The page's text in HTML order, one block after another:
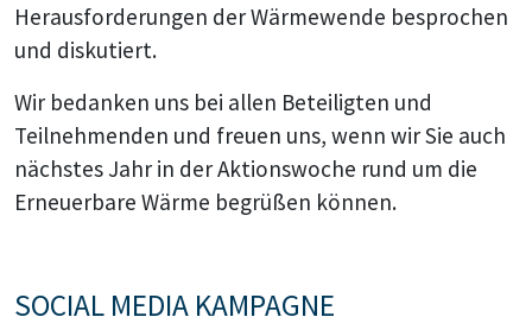
Herausforderungen der Wärmewende besprochen
und diskutiert.
Wir bedanken uns bei allen Beteiligten und
Teilnehmenden und freuen uns, wenn wir Sie auch
nächstes Jahr in der Aktionswoche rund um die
Erneuerbare Wärme begrüßen können.
SOCIAL MEDIA KAMPAGNE